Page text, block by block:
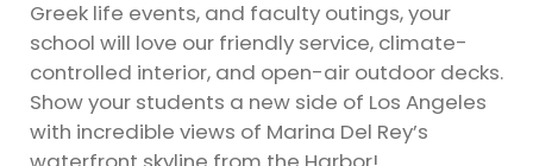
Greek life events, and faculty outings, your
school will love our friendly service, climate-
controlled interior, and open-air outdoor decks.
Show your students a new side of Los Angeles
with incredible views of Marina Del Rey’s